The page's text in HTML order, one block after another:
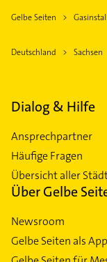
Gelbe Seiten
Deutschland Sachsen
Dialog & Hilfe
Ansprechpartner
Häufige Fragen
Übersicht aller
Über Gelbe
Newsroom
Gelbe Seiten als App